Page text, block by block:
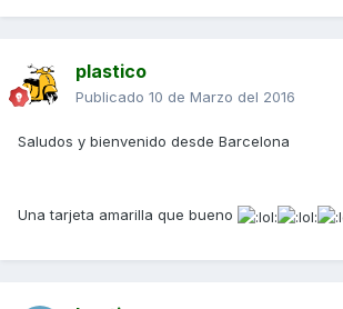
plastico
Publicado 10 de Marzo del 2016
Saludos y bienvenido desde Barcelona
Una tarjeta amarilla que bueno